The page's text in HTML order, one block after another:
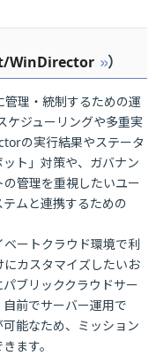
WinDirector ）
理・統制するための運
ケジューリングや多重実
の実行結果やステータ
ト」対策や、ガバナン
管理を重視したいユー
ムと連携するための
ートクラウド環境で利
カスタマイズしたいお
ブリッククラウドサー
前でサーバー運用で
能なため、ミッション
ます。